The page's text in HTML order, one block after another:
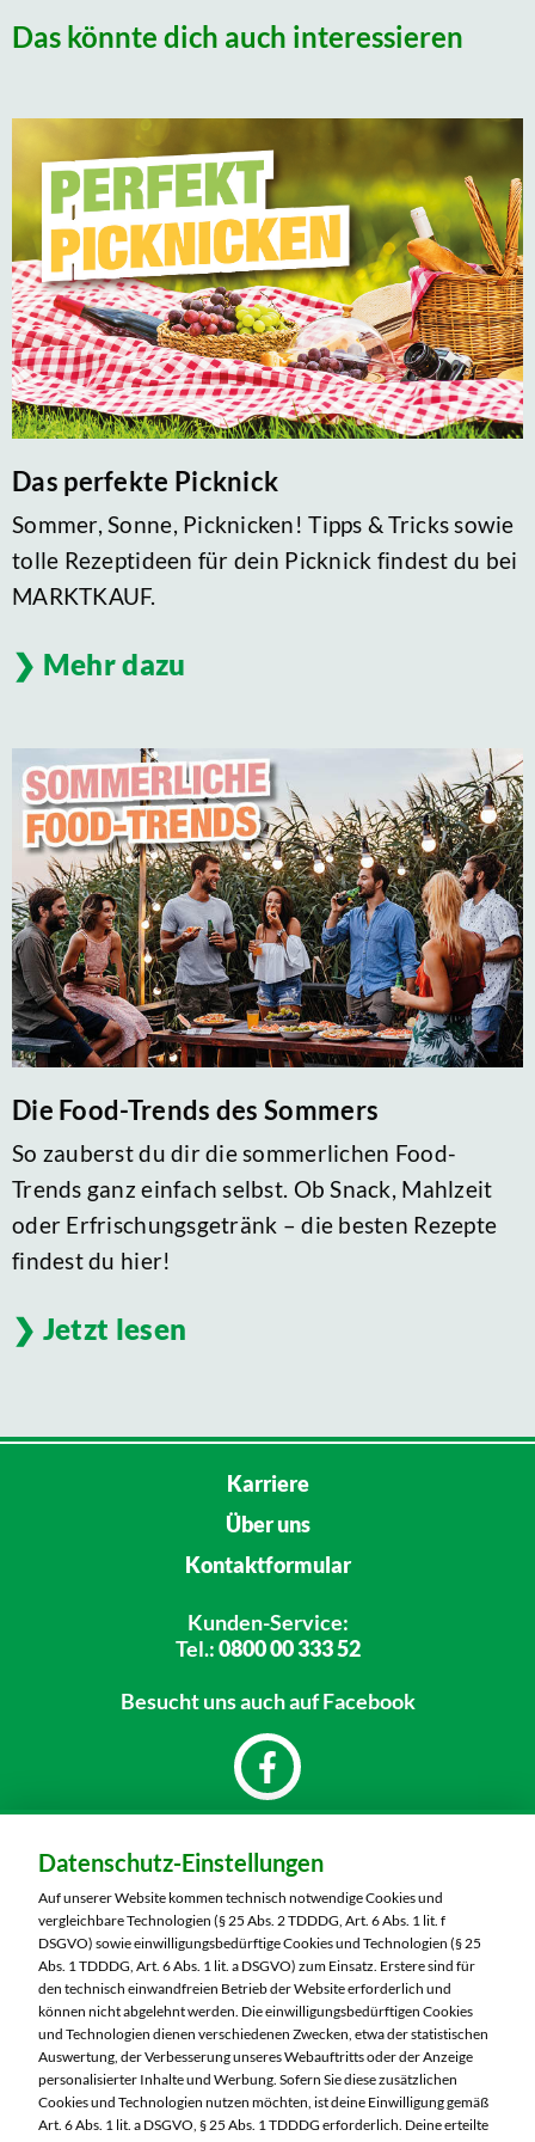
Das könnte dich auch interessieren
Das perfekte Picknick
Sommer, Sonne, Picknicken! Tipps & Tricks sowie
tolle Rezeptideen für dein Picknick findest du bei
MARKTKAUF.
Mehr dazu
Die Food-Trends des Sommers
So zauberst du dir die sommerlichen Food-
Trends ganz einfach selbst. Ob Snack, Mahlzeit
oder Erfrischungsgetränk – die besten Rezepte
findest du hier!
Jetzt lesen
Karriere
Über uns
Kontaktformular
Kunden-Service:
Tel.:0800 00 333 52
Besucht unsauch auf Facebook
Marktkauf Chemnitz-Röhrsdorf
Ringstraße 56
09247 Chemnitz
Telefon:03722 51500
Markt ändern
Öffnungszeiten diese Woche:
Mo:
Geschlossen
Datenschutz-Einstellungen
Auf unserer Website kommen technisch notwendige Cookies und
vergleichbare Technologien (§ 25 Abs. 2 TDDDG, Art. 6 Abs. 1 lit. f
DSGVO) sowie einwilligungsbedürftige Cookies und Technologien (§ 25
Abs. 1 TDDDG, Art. 6 Abs. 1 lit. a DSGVO) zum Einsatz. Erstere sind für
den technisch einwandfreien Betrieb der Website erforderlich und
können nicht abgelehnt werden. Die einwilligungsbedürftigen Cookies
und Technologien dienen verschiedenen Zwecken, etwa der statistischen
Auswertung, der Verbesserung unseres Webauftritts oder der Anzeige
personalisierter Inhalte und Werbung. Sofern Sie diese zusätzlichen
Cookies und Technologien nutzen möchten, ist deine Einwilligung gemäß
Art. 6 Abs. 1 lit. a DSGVO, § 25 Abs. 1 TDDDG erforderlich. Deine erteilte